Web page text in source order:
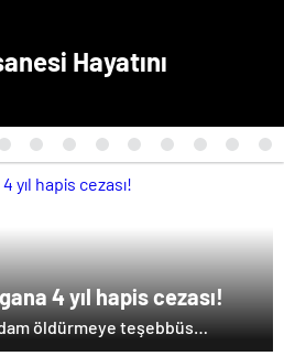
Hayatını
4 yıl hapis cezası!
öldürmeye teşebbüs
çarptırılmasına karar